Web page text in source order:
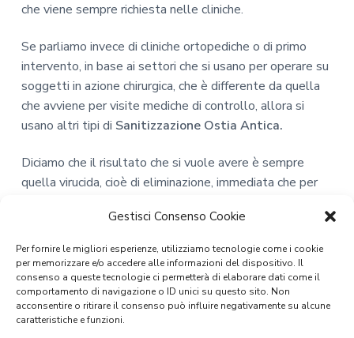
Gestisci Consenso Cookie
Per fornire le migliori esperienze, utilizziamo tecnologie come i cookie
per memorizzare e/o accedere alle informazioni del dispositivo. Il
consenso a queste tecnologie ci permetterà di elaborare dati come il
comportamento di navigazione o ID unici su questo sito. Non
acconsentire o ritirare il consenso può influire negativamente su alcune
caratteristiche e funzioni.
che viene sempre richiesta nelle cliniche.
Se parliamo invece di cliniche ortopediche o di primo
intervento, in base ai settori che si usano per operare su
soggetti in azione chirurgica, che è differente da quella
che avviene per visite mediche di controllo, allora si
usano altri tipi di Sanitizzazione Ostia Antica.
Diciamo che il risultato che si vuole avere è sempre
quella virucida, cioè di eliminazione, immediata che per
patogeni, spore e anche per microrganismi che sono
dannosi per il nostro organismo.